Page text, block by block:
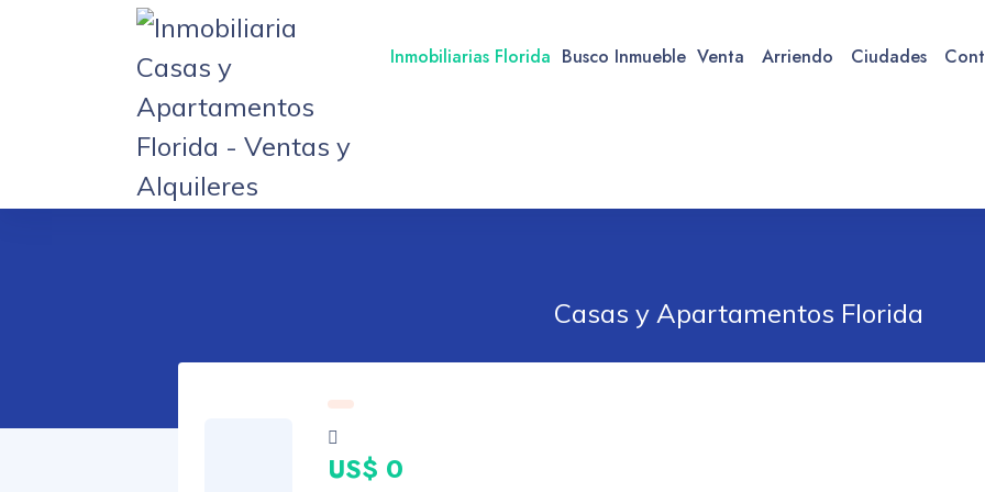
Inmobiliarias Florida Busco Inmueble Venta Arriendo Ciudades
Casas y Apartamentos Florida
US$ 0